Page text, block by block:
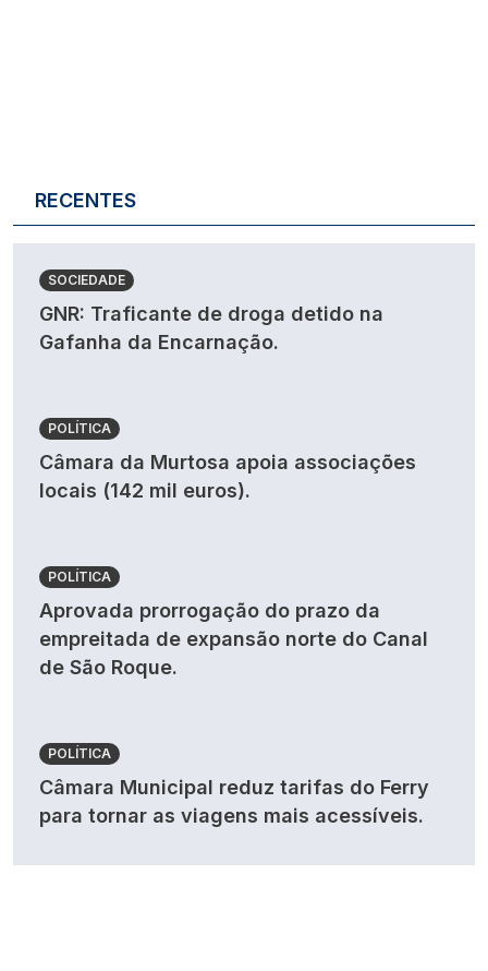
RECENTES
SOCIEDADE
GNR: Traficante de droga detido na
Gafanha da Encarnação.
POLÍTICA
Câmara da Murtosa apoia associações
locais (142 mil euros).
POLÍTICA
Aprovada prorrogação do prazo da
empreitada de expansão norte do Canal
de São Roque.
POLÍTICA
Câmara Municipal reduz tarifas do Ferry
para tornar as viagens mais acessíveis.